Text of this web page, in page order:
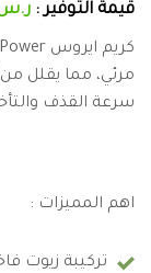
قيمة التوفير :
مرئي، مما يقلل
سرعة القذف
اهم المميزات :
تركيبة زيوت